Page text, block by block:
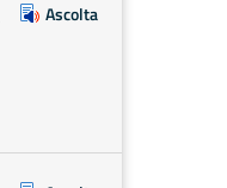
Ascolta